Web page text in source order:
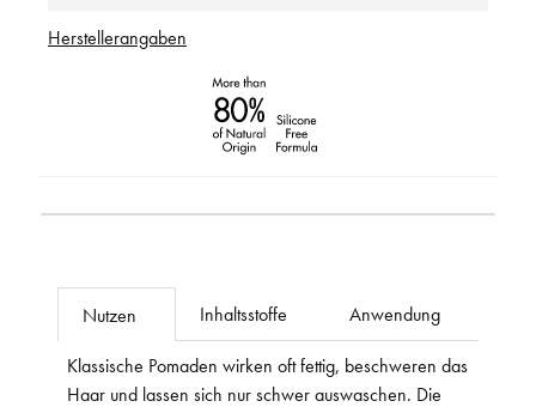
Herstellerangaben
Nutzen Inhaltsstoffe Anwendung
Klassische Pomaden wirken oft fettig, beschweren das
Haar und lassen sich nur schwer auswaschen. Die